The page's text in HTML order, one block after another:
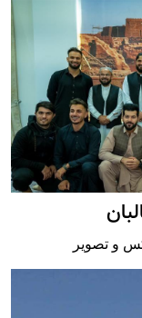
و تصویر